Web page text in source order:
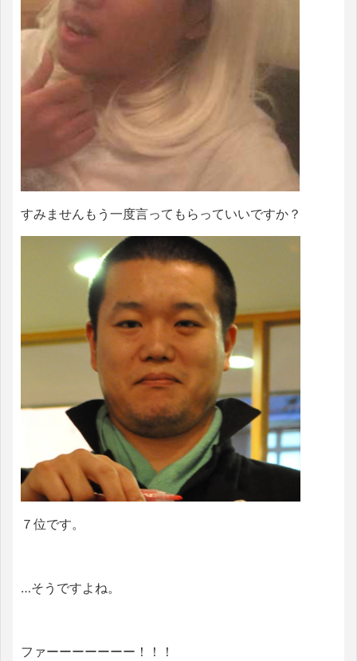
すみませんもう一度言ってもらっていいですか？
７位です。
…そうですよね。
ファーーーーーーー！！！